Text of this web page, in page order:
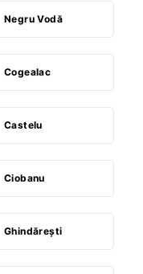
Negru Vodă
Cogealac
Castelu
Ciobanu
Ghindăreşti